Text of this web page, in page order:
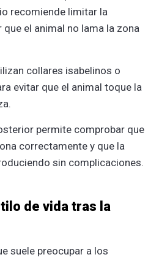
recomiende limitar la
el animal no lama la zona
collares isabelinos o
evitar que el animal toque la
permite comprobar que
correctamente y que la
sin complicaciones.
de vida tras la
suele preocupar a los